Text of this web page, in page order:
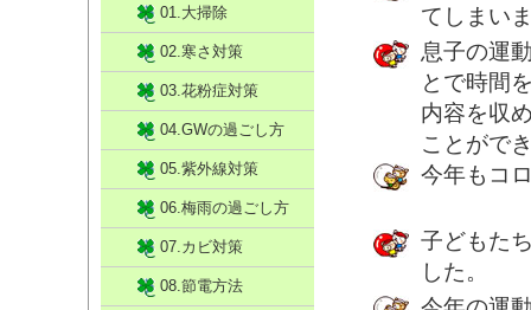
てしまい
息子の運
とで時間
内容を収
ことがで
今年もコ
子どもた
した。
01.大掃除
02.寒さ対策
03.花粉症対策
04.GWの過ごし方
05.紫外線対策
06.梅雨の過ごし方
07.カビ対策
08.節電方法